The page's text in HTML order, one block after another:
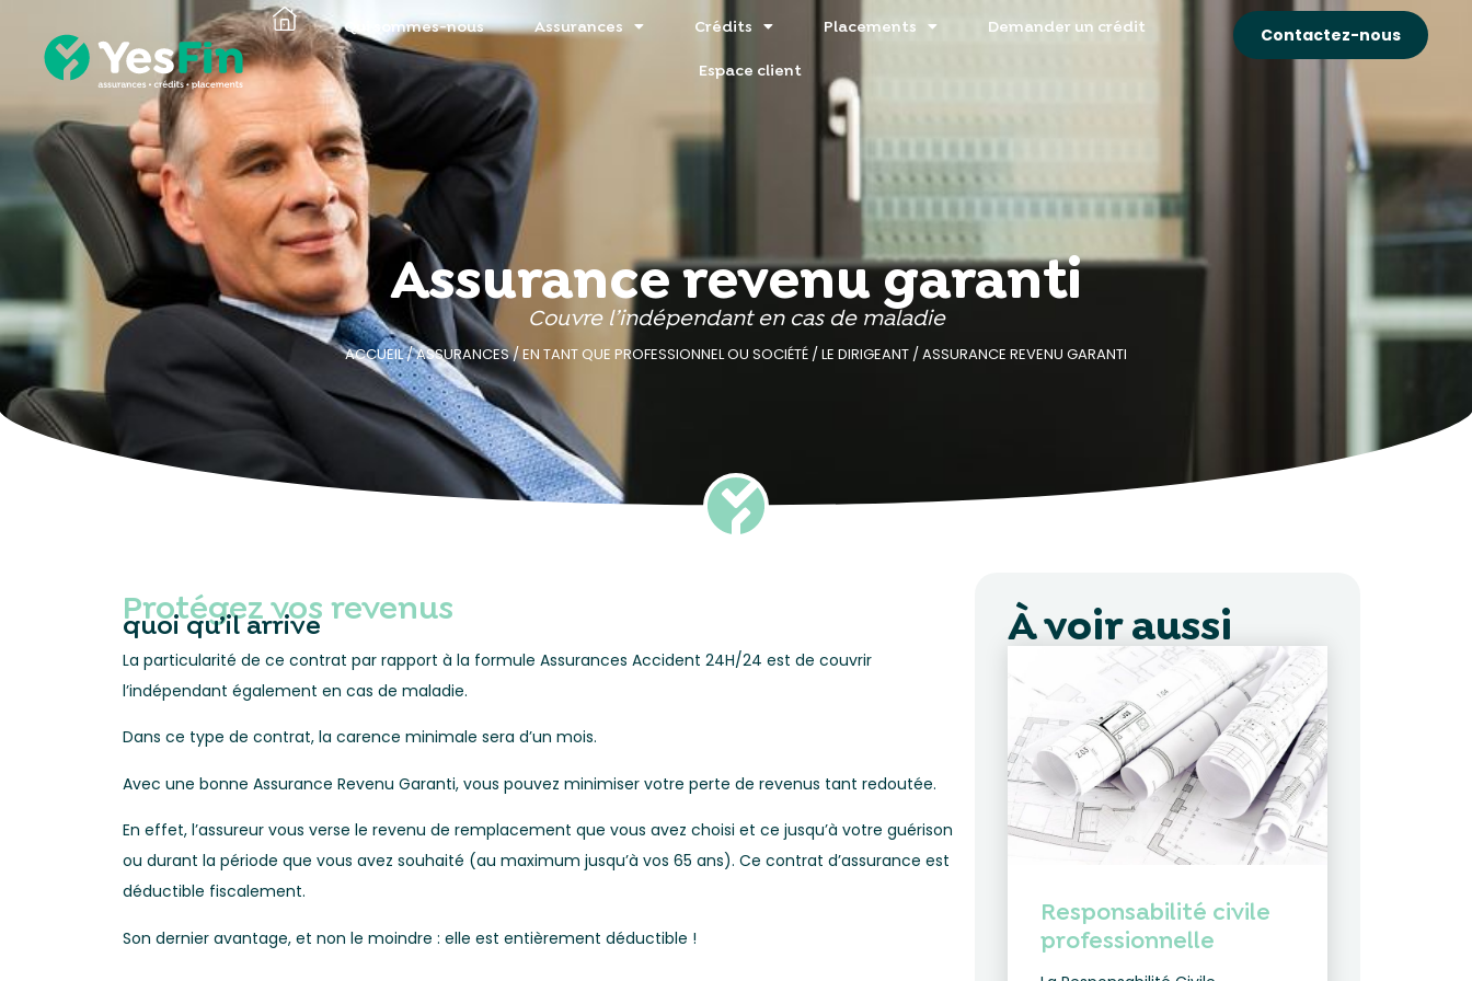
Qui sommes-nous Assurances Crédits Placements Demander un crédit
Espace client
Contactez-nous
Assurance revenu garanti
Couvre l’indépendant en cas de maladie
ACCUEIL/ASSURANCES/EN TANT QUE PROFESSIONNEL OU SOCIÉTÉ /LE DIRIGEANT /ASSURANCE REVENU GARANTI
Protégez vos revenus
quoi qu’il arrive
La particularité de ce contrat par rapport à la formule Assurances Accident 24H/24 est de couvrir
l’indépendant également en cas de maladie.
Dans ce type de contrat, la carence minimale sera d’un mois.
Avec une bonne Assurance Revenu Garanti, vous pouvez minimiser votre perte de revenus tant redoutée.
En effet, l’assureur vous verse le revenu de remplacement que vous avez choisi et ce jusqu’à votre guérison
ou durant la période que vous avez souhaité (au maximum jusqu’à vos 65 ans). Ce contrat d’assurance est
déductible fiscalement.
Son dernier avantage, et non le moindre : elle est entièrement déductible !
À voir aussi
Responsabilité civile
professionnelle